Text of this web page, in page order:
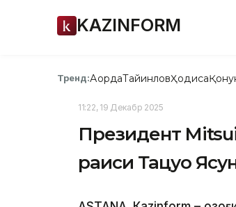
KAZINFORM
Тренд:АқордаТайинловҲодиса
11:22, 19 Декабр 2025
Президент
раиси Тацуо